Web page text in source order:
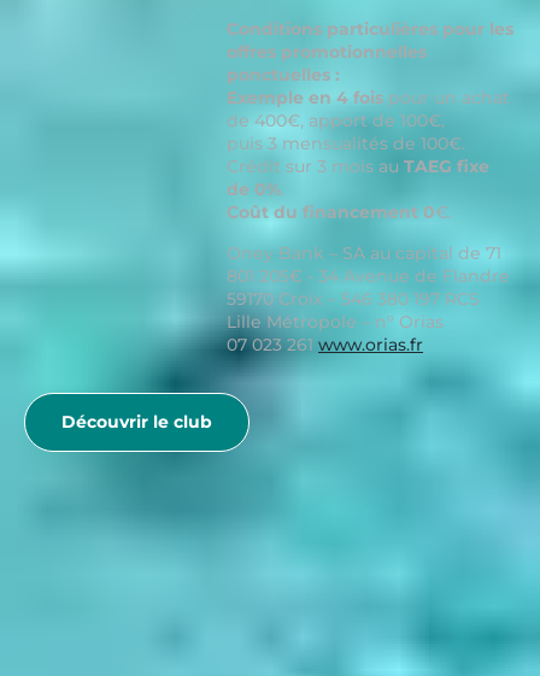
Conditions particulières pour les
offres promotionnelles
ponctuelles :
Exemple en 4 fois pour un achat
de 400€, apport de 100€,
puis 3 mensualités de 100€.
Crédit sur 3 mois au TAEG fixe
de 0%.
Coût du financement 0€.
Oney Bank – SA au capital de 71
801 205€ - 34 Avenue de Flandre
59170 Croix – 546 380 197 RCS
Lille Métropole – n° Orias
07 023 261 www.orias.fr
Découvrir le club